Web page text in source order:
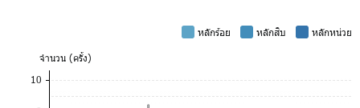
หลักร้อย หลักสิบ
หลักหน่วย
จำนวน (ครั้ง)
10
8